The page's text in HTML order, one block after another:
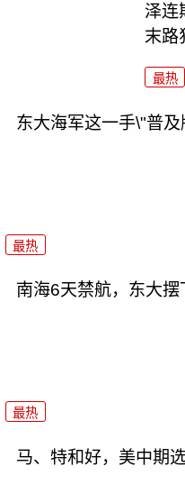
泽连
末路
最热
东大海军这一手\"普及
最热
南海6天禁航，东大摆
最热
马、特和好，美中期